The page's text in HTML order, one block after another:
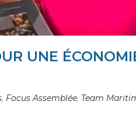
UNE
, Focus Assemblée, Team